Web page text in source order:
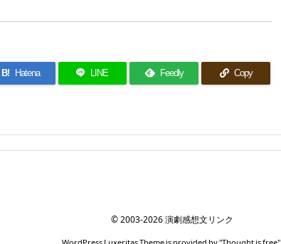
B! Hatena LINE Feedly Copy
©2003-2026演劇感想文リンク